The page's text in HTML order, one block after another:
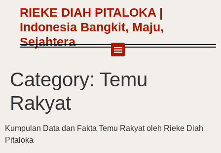
RIEKE DIAH PITALOKA |
Indonesia Bangkit, Maju,
Sejahtera
Category: Temu
Rakyat
Kumpulan Data dan Fakta Temu Rakyat oleh Rieke Diah
Pitaloka